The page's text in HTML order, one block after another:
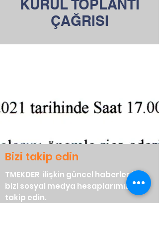
KURUL TOPLANTI
ÇAĞRISI
Bizi takip edin
TMEKDER ilişkin güncel haberler için
bizi sosyal medya hesaplarımızdan
takip edin.